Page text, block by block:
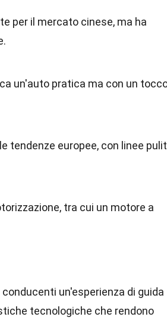
per il mercato cinese, ma ha
un'auto pratica ma con un
tendenze europee, con linee
tra cui un motore a
un'esperienza di guida
tecnologiche che rendono